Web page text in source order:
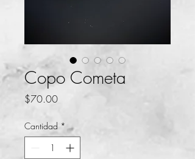
Copo Cometa
$70.00Precio
Cantidad *